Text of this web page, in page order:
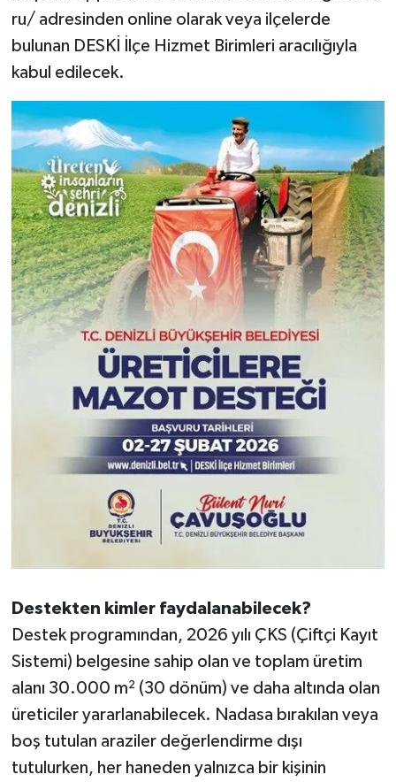
ru/ adresinden online olarak veya ilçelerde
bulunan DESKİ İlçe Hizmet Birimleri aracılığıyla
kabul edilecek.
Destekten kimler faydalanabilecek?
Destek programından, 2026 yılı ÇKS (Çiftçi Kayıt
Sistemi) belgesine sahip olan ve toplam üretim
alanı 30.000 m² (30 dönüm) ve daha altında olan
üreticiler yararlanabilecek. Nadasa bırakılan veya
boş tutulan araziler değerlendirme dışı
tutulurken, her haneden yalnızca bir kişinin